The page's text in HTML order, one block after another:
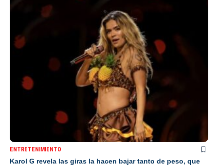
ENTRETENIMIENTO
Karol G revela las giras la hacen bajar tanto de peso, que